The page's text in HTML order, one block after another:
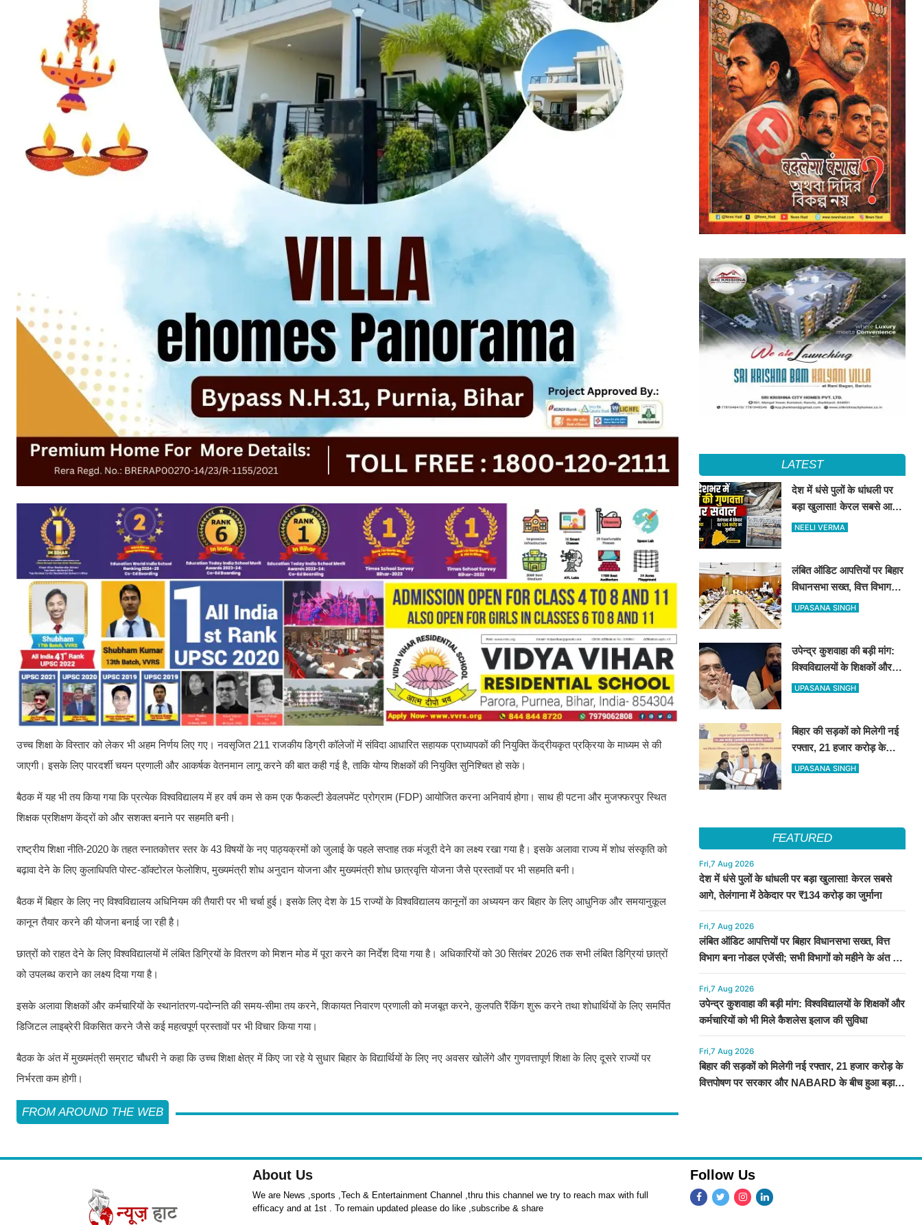
उच्च शिक्षा के विस्तार को लेकर भी अहम निर्णय लिए गए। नवसृजित 211 राजकीय डिग्री कॉलेजों में संविदा आधारित सहायक प्राध्यापकों की नियुक्ति केंद्रीयकृत प्रक्रिया के माध्यम से की
जाएगी। इसके लिए पारदर्शी चयन प्रणाली और आकर्षक वेतनमान लागू करने की बात कही गई है, ताकि योग्य शिक्षकों की नियुक्ति सुनिश्चित हो सके।
बैठक में यह भी तय किया गया कि प्रत्येक विश्वविद्यालय में हर वर्ष कम से कम एक फैकल्टी डेवलपमेंट प्रोग्राम (FDP) आयोजित करना अनिवार्य होगा। साथ ही पटना और मुजफ्फरपुर स्थित
शिक्षक प्रशिक्षण केंद्रों को और सशक्त बनाने पर सहमति बनी।
राष्ट्रीय शिक्षा नीति-2020 के तहत स्नातकोत्तर स्तर के 43 विषयों के नए पाठ्यक्रमों को जुलाई के पहले सप्ताह तक मंजूरी देने का लक्ष्य रखा गया है। इसके अलावा राज्य में शोध संस्कृति को
बढ़ावा देने के लिए कुलाधिपति पोस्ट-डॉक्टोरल फेलोशिप, मुख्यमंत्री शोध अनुदान योजना और मुख्यमंत्री शोध छात्रवृत्ति योजना जैसे प्रस्तावों पर भी सहमति बनी।
बैठक में बिहार के लिए नए विश्वविद्यालय अधिनियम की तैयारी पर भी चर्चा हुई। इसके लिए देश के 15 राज्यों के विश्वविद्यालय कानूनों का अध्ययन कर बिहार के लिए आधुनिक और समयानुकूल
कानून तैयार करने की योजना बनाई जा रही है।
छात्रों को राहत देने के लिए विश्वविद्यालयों में लंबित डिग्रियों के वितरण को मिशन मोड में पूरा करने का निर्देश दिया गया है। अधिकारियों को 30 सितंबर 2026 तक सभी लंबित डिग्रियां छात्रों
को उपलब्ध कराने का लक्ष्य दिया गया है।
इसके अलावा शिक्षकों और कर्मचारियों के स्थानांतरण-पदोन्नति की समय-सीमा तय करने, शिकायत निवारण प्रणाली को मजबूत करने, कुलपति रैंकिंग शुरू करने तथा शोधार्थियों के लिए समर्पित
डिजिटल लाइब्रेरी विकसित करने जैसे कई महत्वपूर्ण प्रस्तावों पर भी विचार किया गया।
बैठक के अंत में मुख्यमंत्री सम्राट चौधरी ने कहा कि उच्च शिक्षा क्षेत्र में किए जा रहे ये सुधार बिहार के विद्यार्थियों के लिए नए अवसर खोलेंगे और गुणवत्तापूर्ण शिक्षा के लिए दूसरे राज्यों पर
निर्भरता कम होगी।
FROM AROUND THE WEB
LATEST
देश में धंसे पुलों के धांधली पर
बड़ा खुलासा! केरल सबसे आगे,
तेलंगाना में ठेकेदार पर ₹134
NEELI VERMA
लंबित ऑडिट आपत्तियों पर बिहार
विधानसभा सख्त, वित्त विभाग
बना नोडल एजेंसी; सभी विभागों
UPASANA SINGH
उपेन्द्र कुशवाहा की बड़ी मांग:
विश्वविद्यालयों के शिक्षकों और
कर्मचारियों को भी मिले कैशलेस
UPASANA SINGH
बिहार की सड़कों को मिलेगी नई
रफ्तार, 21 हजार करोड़ के
वित्तपोषण पर सरकार और
UPASANA SINGH
FEATURED
Fri,7 Aug 2026
देश में धंसे पुलों के धांधली पर बड़ा खुलासा! केरल सबसे
आगे, तेलंगाना में ठेकेदार पर ₹134 करोड़ का जुर्माना
Fri,7 Aug 2026
लंबित ऑडिट आपत्तियों पर बिहार विधानसभा सख्त, वित्त
विभाग बना नोडल एजेंसी; सभी विभागों को महीने के अंत तक
कार्रवाई के निर्देश
Fri,7 Aug 2026
उपेन्द्र कुशवाहा की बड़ी मांग: विश्वविद्यालयों के शिक्षकों और
कर्मचारियों को भी मिले कैशलेस इलाज की सुविधा
Fri,7 Aug 2026
बिहार की सड़कों को मिलेगी नई रफ्तार, 21 हजार करोड़ के
वित्तपोषण पर सरकार और NABARD के बीच हुआ बड़ा
About Us
We are News ,sports ,Tech & Entertainment Channel ,thru this channel we try to reach max with full
efficacy and at 1st . To remain updated please do like ,subscribe & share
Follow Us